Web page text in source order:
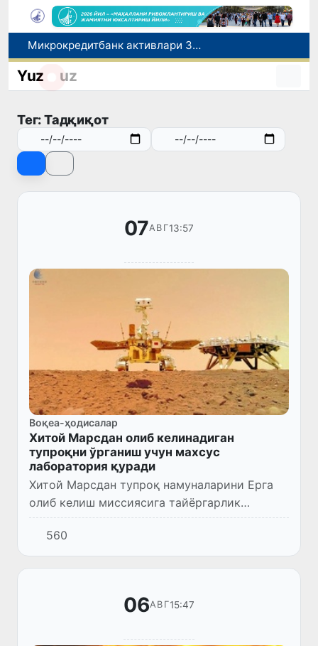
Микрокредитбанк активлари 30,7 трлн сўмга етди, Fitch рейтингни BB даражасига оширди
Малайзия Марказий Осиёда тиббий туризм йўналиши сифатидаги мавқеини мустаҳкамламоқда
UZCERT давлат ташкилотлари ва корхоналарни оммавий киберҳужумлар ҳақида огоҳлантирди
Yuz uz
Тег: Тадқиқот
07АВГ13:57
Воқеа-ҳодисалар
Хитой Марсдан олиб келинадиган
тупроқни ўрганиш учун махсус
лаборатория қуради
Хитой Марсдан тупроқ намуналарини Ерга
олиб келиш миссиясига тайёргарлик
доирасида сайёравий ҳимоя
лабораториясини қуришни
режалаштирмоқда.
560
06АВГ15:47